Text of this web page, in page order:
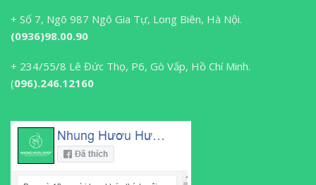
+ Số 7, Ngõ 987 Ngô Gia Tự, Long Biên, Hà Nội.
(0936)98.00.90
+ 234/55/8 Lê Đức Thọ, P6, Gò Vấp, Hồ Chí Minh.
(096).246.12160